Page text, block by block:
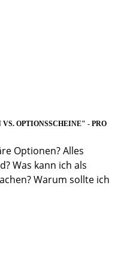
OPTIONSSCHEINE" - PRO
Optionen? Alles
Was kann ich als
Warum sollte ich